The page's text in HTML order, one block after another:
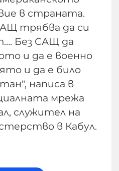
в страната.
трябва да си
Без САЩ да
и да е военно
и да е било
написа в
мрежа
служител на
в Кабул.